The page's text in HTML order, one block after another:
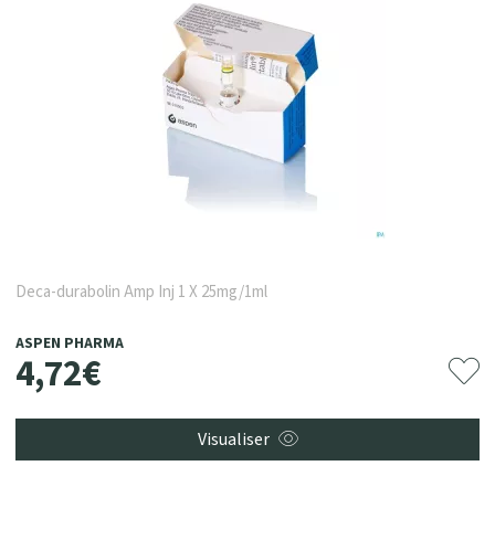
Deca-durabolin Amp Inj 1 X 25mg/1ml
ASPEN PHARMA
4,72€
Visualiser